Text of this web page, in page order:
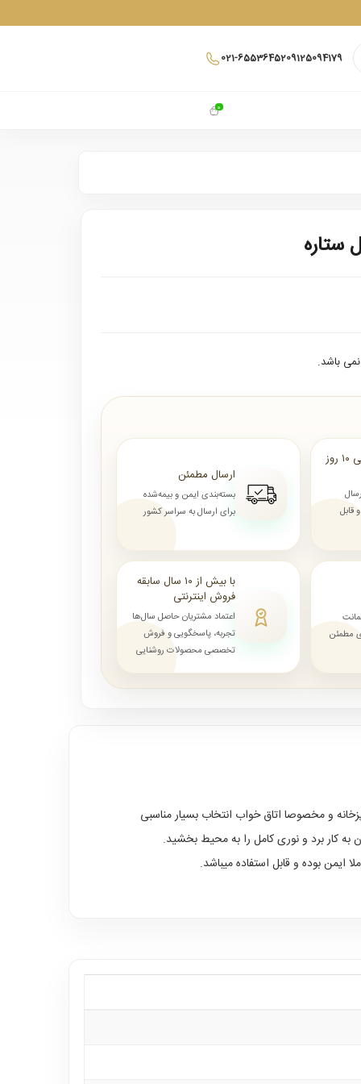
021-6553645209125094179
0
ستاره
باشد.
ارسال از ۷ روز الی ۱۰ روز
ارسال مطمئن
بسته‌بندی ایمن و بیمه‌شده
برای ارسال به سراسر کشور
مطمئن
با بیش از ۱۰ سال سابقه
فروش اینترنتی
اعتماد مشتریان حاصل سال‌ها
تجربه، پاسخگویی و فروش
تخصصی محصولات روشنایی
و مخصوصا اتاق خواب انتخاب بسیار مناسبی